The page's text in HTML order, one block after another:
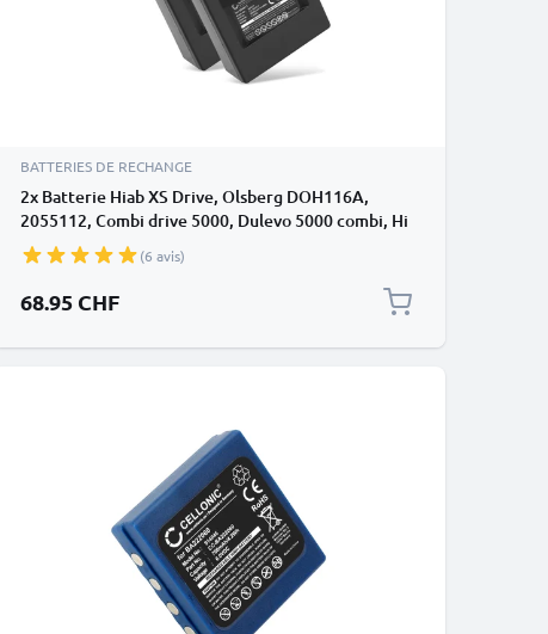
BATTERIES DE RECHANGE
2x Batterie Hiab XS Drive, Olsberg DOH116A,
2055112, Combi drive 5000, Dulevo 5000 combi, Hi
Drive 4000, Drive 4000 ET, Olsbergs Hi Drive 4000
804572, 9836713, 9836721, FUA 41 (2000mAh,
7.2V) de CELLONIC
(6 avis)
68.95 CHF